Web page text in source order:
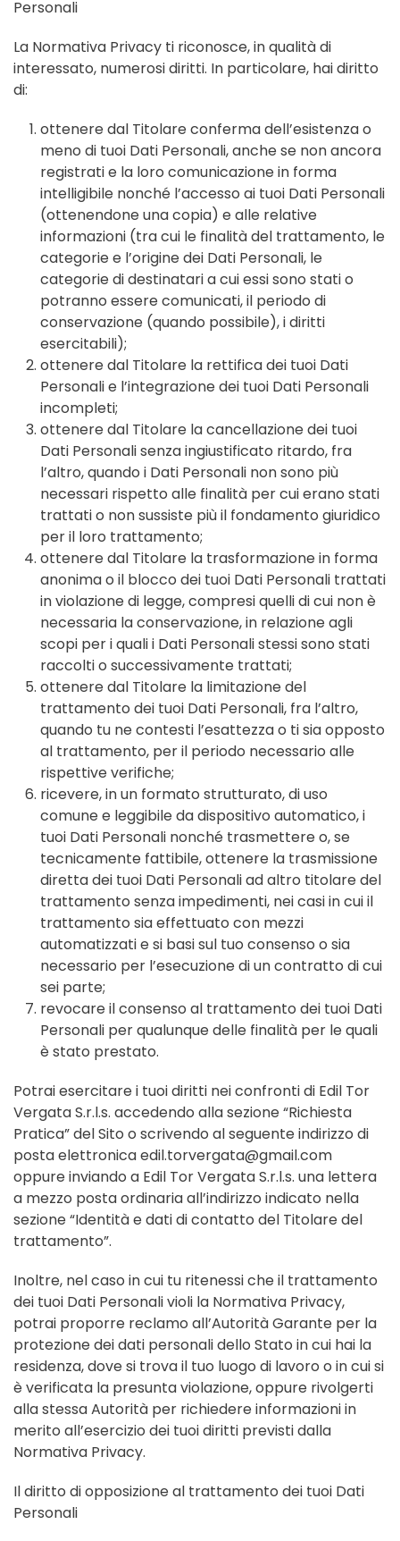
Personali
La Normativa Privacy ti riconosce, in qualità di
interessato, numerosi diritti. In particolare, hai diritto
di:
ottenere dal Titolare conferma dell’esistenza o
meno di tuoi Dati Personali, anche se non ancora
registrati e la loro comunicazione in forma
intelligibile nonché l’accesso ai tuoi Dati Personali
(ottenendone una copia) e alle relative
informazioni (tra cui le finalità del trattamento, le
categorie e l’origine dei Dati Personali, le
categorie di destinatari a cui essi sono stati o
potranno essere comunicati, il periodo di
conservazione (quando possibile), i diritti
esercitabili);
ottenere dal Titolare la rettifica dei tuoi Dati
Personali e l’integrazione dei tuoi Dati Personali
incompleti;
ottenere dal Titolare la cancellazione dei tuoi
Dati Personali senza ingiustificato ritardo, fra
l’altro, quando i Dati Personali non sono più
necessari rispetto alle finalità per cui erano stati
trattati o non sussiste più il fondamento giuridico
per il loro trattamento;
ottenere dal Titolare la trasformazione in forma
anonima o il blocco dei tuoi Dati Personali trattati
in violazione di legge, compresi quelli di cui non è
necessaria la conservazione, in relazione agli
scopi per i quali i Dati Personali stessi sono stati
raccolti o successivamente trattati;
ottenere dal Titolare la limitazione del
trattamento dei tuoi Dati Personali, fra l’altro,
quando tu ne contesti l’esattezza o ti sia opposto
al trattamento, per il periodo necessario alle
rispettive verifiche;
ricevere, in un formato strutturato, di uso
comune e leggibile da dispositivo automatico, i
tuoi Dati Personali nonché trasmettere o, se
tecnicamente fattibile, ottenere la trasmissione
diretta dei tuoi Dati Personali ad altro titolare del
trattamento senza impedimenti, nei casi in cui il
trattamento sia effettuato con mezzi
automatizzati e si basi sul tuo consenso o sia
necessario per l’esecuzione di un contratto di cui
sei parte;
revocare il consenso al trattamento dei tuoi Dati
Personali per qualunque delle finalità per le quali
è stato prestato.
Potrai esercitare i tuoi diritti nei confronti di Edil Tor
Vergata S.r.l.s. accedendo alla sezione “Richiesta
Pratica” del Sito o scrivendo al seguente indirizzo di
posta elettronica edil.torvergata@gmail.com
oppure inviando a Edil Tor Vergata S.r.l.s. una lettera
a mezzo posta ordinaria all’indirizzo indicato nella
sezione “Identità e dati di contatto del Titolare del
trattamento”.
Inoltre, nel caso in cui tu ritenessi che il trattamento
dei tuoi Dati Personali violi la Normativa Privacy,
potrai proporre reclamo all’Autorità Garante per la
protezione dei dati personali dello Stato in cui hai la
residenza, dove si trova il tuo luogo di lavoro o in cui si
è verificata la presunta violazione, oppure rivolgerti
alla stessa Autorità per richiedere informazioni in
merito all’esercizio dei tuoi diritti previsti dalla
Normativa Privacy.
Il diritto di opposizione al trattamento dei tuoi Dati
Personali